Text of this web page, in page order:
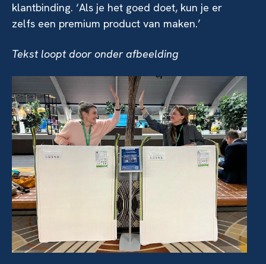
klantbinding. ‘Als je het goed doet, kun je er
zelfs een premium product van maken.’
Tekst loopt door onder afbeelding